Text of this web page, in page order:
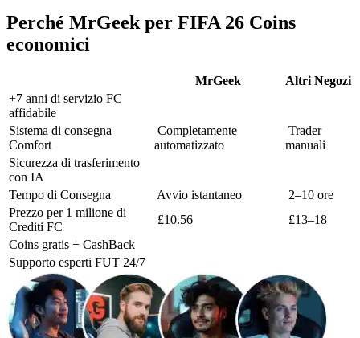
Perché MrGeek per FIFA 26 Coins
economici
MrGeek
Altri Negozi
+7 anni di servizio FC
affidabile
Sistema di consegna
Comfort
Completamente
automatizzato
Trader
manuali
Sicurezza di trasferimento
con IA
Tempo di Consegna
Avvio istantaneo
2–10 ore
Prezzo per 1 milione di
Crediti FC
£10.56
£13–18
Coins gratis + CashBack
Supporto esperti FUT 24/7